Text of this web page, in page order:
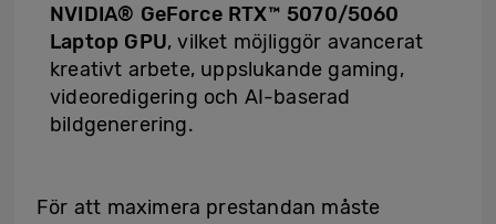
NVIDIA® GeForce RTX™ 5070/5060
Laptop GPU, vilket möjliggör avancerat
kreativt arbete, uppslukande gaming,
videoredigering och AI-baserad
bildgenerering.
För att maximera prestandan måste